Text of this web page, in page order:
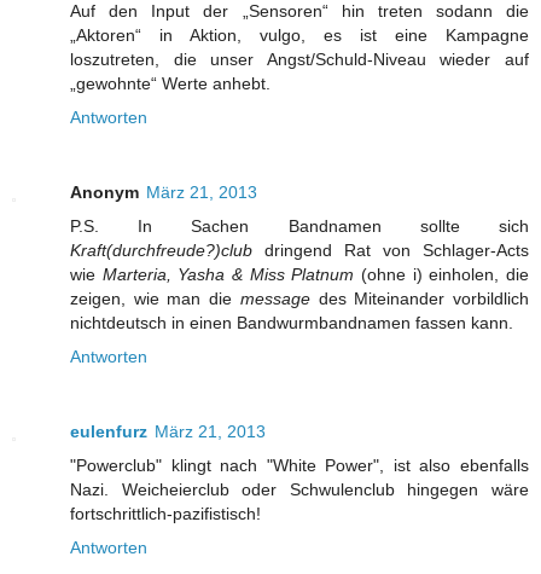
Auf den Input der „Sensoren“ hin treten sodann die
„Aktoren“ in Aktion, vulgo, es ist eine Kampagne
loszutreten, die unser Angst/Schuld-Niveau wieder auf
„gewohnte“ Werte anhebt.
Antworten
Anonym März 21, 2013
P.S. In Sachen Bandnamen sollte sich
Kraft(durchfreude?)club dringend Rat von Schlager-Acts
wie Marteria, Yasha & Miss Platnum (ohne i) einholen, die
zeigen, wie man die messagedes Miteinander vorbildlich
nichtdeutsch in einen Bandwurmbandnamen fassen kann.
Antworten
eulenfurz März 21, 2013
"Powerclub" klingt nach "White Power", ist also ebenfalls
Nazi. Weicheierclub oder Schwulenclub hingegen wäre
fortschrittlich-pazifistisch!
Antworten